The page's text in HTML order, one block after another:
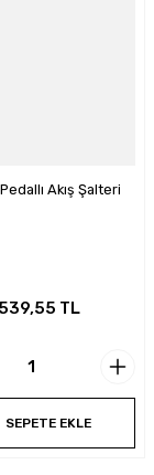
Akış Şalteri
TL
SEPETE EKLE